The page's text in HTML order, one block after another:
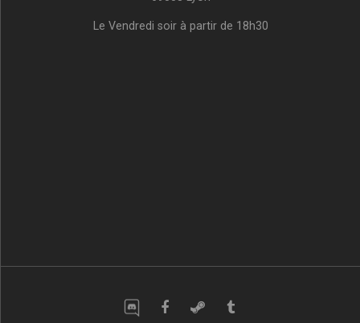
Le Vendredi soir à partir de 18h30